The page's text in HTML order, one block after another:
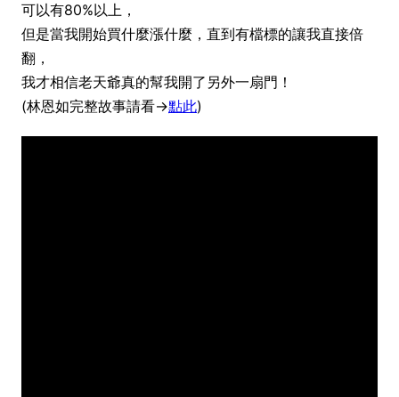
可以有80%以上，
但是當我開始買什麼漲什麼，直到有檔標的讓我直接倍
翻，
我才相信老天爺真的幫我開了另外一扇門！
(林恩如完整故事請看→點此)